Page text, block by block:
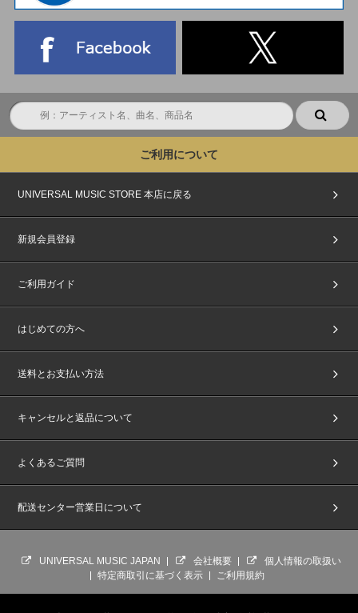
ご利用について
UNIVERSAL MUSIC STORE 本店に戻る
新規会員登録
ご利用ガイド
はじめての方へ
送料とお支払い方法
キャンセルと返品について
よくあるご質問
配送センター営業日について
UNIVERSAL MUSIC JAPAN 会社概要
個人情報の取扱い
特定商取引に基づく表示
ご利用規約